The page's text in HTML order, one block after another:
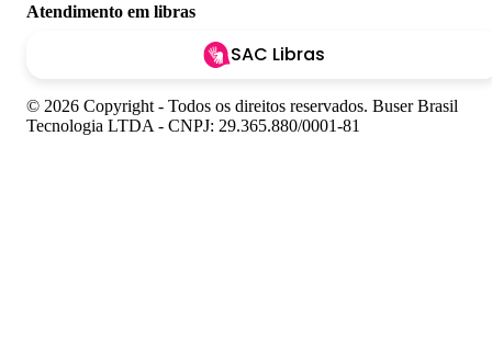
Atendimento em libras
SAC Libras
© 2026 Copyright - Todos os direitos reservados. Buser Brasil
Tecnologia LTDA - CNPJ: 29.365.880/0001-81